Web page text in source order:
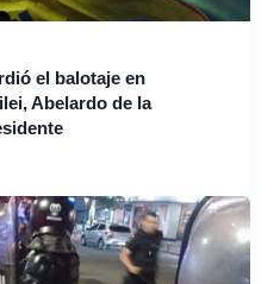
el balotaje en
Abelardo de la